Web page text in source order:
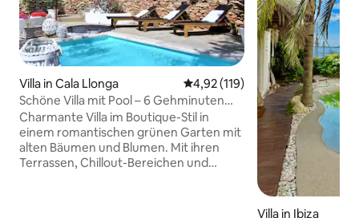
Villa in Cala Llonga Durchschnittliche Bewertung:
4,92 (119)
Schöne Villa mit Pool – 6 Gehminuten
zum Strand
Charmante Villa im Boutique-Stil in
einem romantischen grünen Garten mit
alten Bäumen und Blumen. Mit ihren
Terrassen, Chillout-Bereichen und
Villa in Ibiza